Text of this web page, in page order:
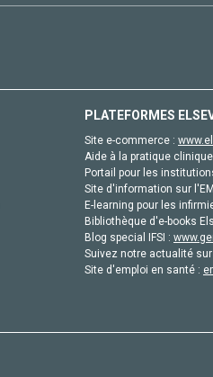
PLATEFORMES
Site e-commerce :
Aide à la pratique
Portail pour les
Site d'information sur
E-learning pour les
Bibliothèque d'e-books
Blog special IFSI :
Suivez notre actualité
Site d'emploi en santé :